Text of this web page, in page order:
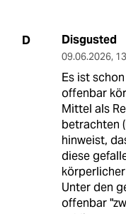
D Disgusted
09.06.2026,
Es ist
offenbar
Mittel als
betrachten
hinweist,
diese
Unter den
offenbar